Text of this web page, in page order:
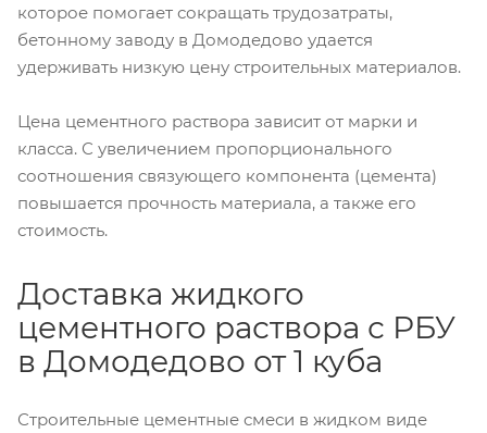
которое помогает сокращать трудозатраты,
бетонному заводу в Домодедово удается
удерживать низкую цену строительных материалов.
Цена цементного раствора зависит от марки и
класса. С увеличением пропорционального
соотношения связующего компонента (цемента)
повышается прочность материала, а также его
стоимость.
Доставка жидкого
цементного раствора с РБУ
в Домодедово от 1 куба
Строительные цементные смеси в жидком виде